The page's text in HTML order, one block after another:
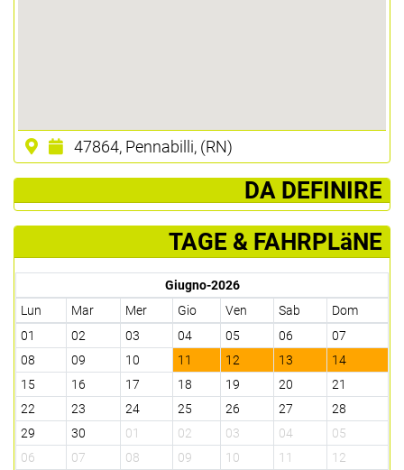
47864, Pennabilli, (RN)
­ DA DEFINIRE
TAGE & FAHRPLäNE
Giugno-2026
Lun
Mar Mer Gio Ven Sab
Dom
01
02 03 04 05 06
07
08
09 10 11 12 13
14
15
16 17 18 19 20
21
22
23 24 25 26 27
28
29
30 01 02 03 04
05
06
07 08 09 10 11 12